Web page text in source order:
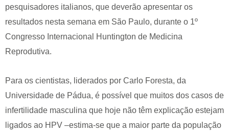
pesquisadores italianos, que deverão apresentar os
resultados nesta semana em São Paulo, durante o 1º
Congresso Internacional Huntington de Medicina
Reprodutiva.
Para os cientistas, liderados por Carlo Foresta, da
Universidade de Pádua, é possível que muitos dos casos de
infertilidade masculina que hoje não têm explicação estejam
ligados ao HPV –estima-se que a maior parte da população